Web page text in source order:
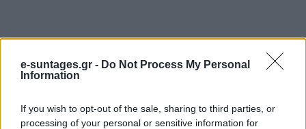
e-suntages.gr - Do Not Process My Personal
Information
If you wish to opt-out of the sale, sharing to third parties, or
processing of your personal or sensitive information for